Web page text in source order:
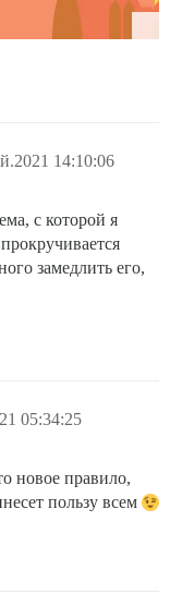
14:10:06
с которой я
замедлить его,
05:34:25
новое правило,
пользу всем